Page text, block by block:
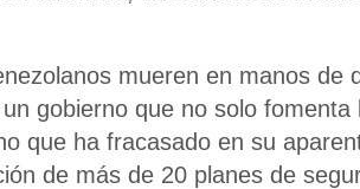
mueren en manos de
gobierno que no solo
que ha fracasado en su
de más de 20 planes de